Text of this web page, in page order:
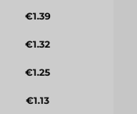
€1.39
€1.32
€1.25
€1.13